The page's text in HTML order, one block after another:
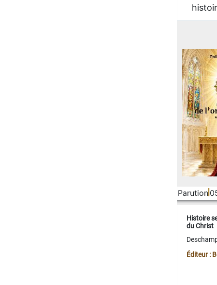
Parution
Histoire
du Christ
Éditeur :